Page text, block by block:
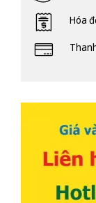
Hóa